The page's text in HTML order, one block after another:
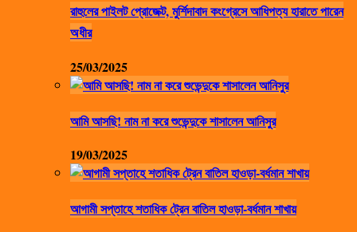
রাহুলের পাইলট প্রোজেক্ট, মুর্শিদাবাদ কংগ্রেসে আধিপত্য হারাতে পারেন
অধীর
25/03/2025
আমি আসছি! নাম না করে শুভেন্দুকে শাসালেন আনিসুর
19/03/2025
আগামী সপ্তাহে শতাধিক ট্রেন বাতিল হাওড়া-বর্ধমান শাখায়